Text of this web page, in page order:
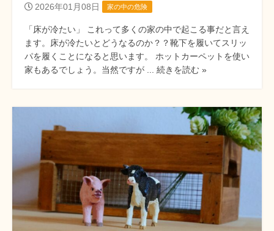
2026年01月08日 家の中の危険
「床が冷たい」 これって多くの家の中で起こる事だと言え
ます。床が冷たいとどうなるのか？？靴下を履いてスリッ
パを履くことになると思います。 ホットカーペットを使い
家もあるでしょう。当然ですが ... 続きを読む »